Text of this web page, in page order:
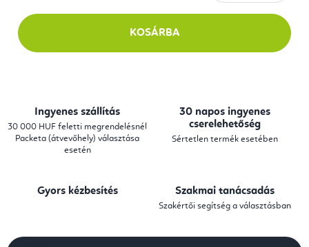
KOSÁRBA
Ingyenes szállítás
30 000 HUF feletti megrendelésnél
Packeta (átvevőhely) választása
esetén
30 napos ingyenes
cserelehetőség
Sértetlen termék esetében
Gyors kézbesítés Szakmai tanácsadás
Szakértői segítség a választásban